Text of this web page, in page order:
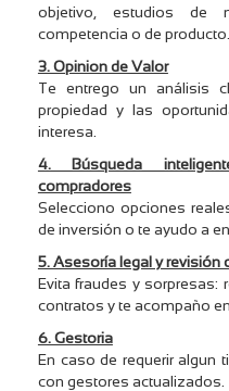
objetivo, estudios de
competencia o de producto.
3. Opinion de Valor
Te entrego un análisis
propiedad y las
interesa.
4. Búsqueda
compradores
Selecciono opciones
de inversión o te ayudo a
5. Asesoría legal y revisión
Evita fraudes y sorpresas:
contratos y te acompaño
6. Gestoria
En caso de requerir algun
con gestores actualizados.